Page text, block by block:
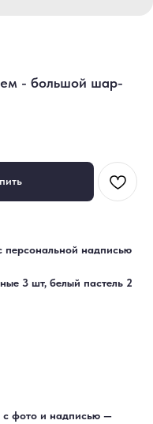
- большой шар-
персональной надписью
3 шт, белый пастель 2
с фото и надписью —